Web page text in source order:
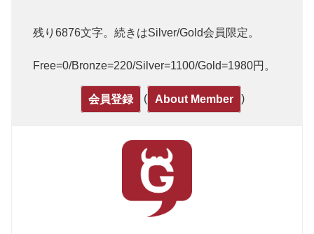
残り6876文字。続きはSilver/Gold会員限定。
Free=0/Bronze=220/Silver=1100/Gold=1980円。
会員登録 ( About Member )